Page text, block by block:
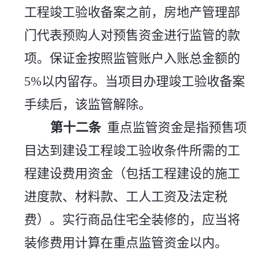
工程竣工验收备案之前，房地产管理部
门代表预购人对预售资金进行监管的款
项。保证金按照监管账户入账总金额的
5%以内留存。当项目办理竣工验收备案
手续后，该监管解除。
第十二条 重点监管资金是指预售项
目达到建设工程竣工验收条件所需的工
程建设费用资金（包括工程建设的施工
进度款、材料款、工人工资及法定税
费）。实行商品住宅全装修的，应当将
装修费用计算在重点监管资金以内。